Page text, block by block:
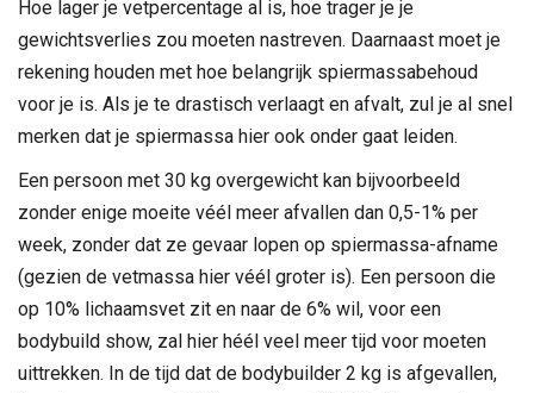
Hoe lager je vetpercentage al is, hoe trager je je
gewichtsverlies zou moeten nastreven. Daarnaast moet je
rekening houden met hoe belangrijk spiermassabehoud
voor je is. Als je te drastisch verlaagt en afvalt, zul je al snel
merken dat je spiermassa hier ook onder gaat leiden.
Een persoon met 30 kg overgewicht kan bijvoorbeeld
zonder enige moeite véél meer afvallen dan 0,5-1% per
week, zonder dat ze gevaar lopen op spiermassa-afname
(gezien de vetmassa hier véél groter is). Een persoon die
op 10% lichaamsvet zit en naar de 6% wil, voor een
bodybuild show, zal hier héél veel meer tijd voor moeten
uittrekken. In de tijd dat de bodybuilder 2 kg is afgevallen,